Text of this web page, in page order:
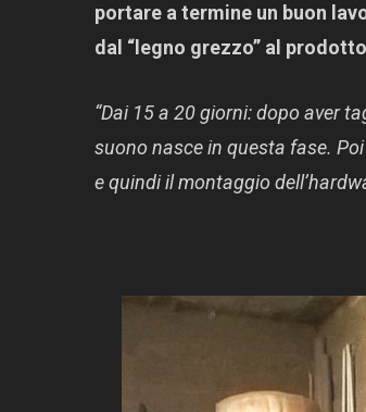
portare a termine un buon
dal “legno grezzo” al
“Dai 15 a 20 giorni: dopo aver
suono nasce in questa fase.
e quindi il montaggio